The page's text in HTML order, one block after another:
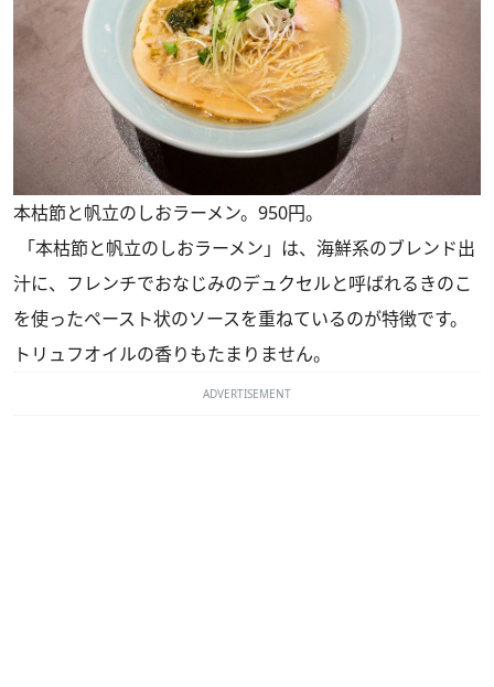
本枯節と帆立のしおラーメン。950円。
「本枯節と帆立のしおラーメン」は、海鮮系のブレンド出
汁に、フレンチでおなじみのデュクセルと呼ばれるきのこ
を使ったペースト状のソースを重ねているのが特徴です。
トリュフオイルの香りもたまりません。
ADVERTISEMENT